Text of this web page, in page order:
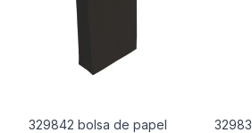
329842 bolsa de papel